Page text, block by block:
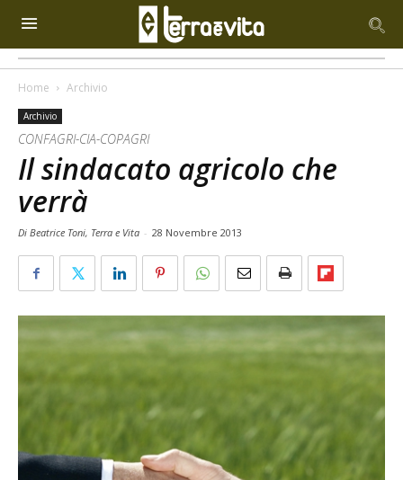
Home Archivio
Archivio
CONFAGRI-CIA-COPAGRI
Il sindacato agricolo che
verrà
Di Beatrice Toni, Terra e Vita - 28 Novembre 2013